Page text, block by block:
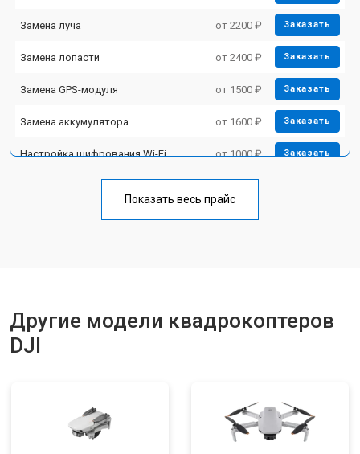
Замена луча от 2200 ₽ Заказать
Замена лопасти от 2400 ₽ Заказать
Замена GPS-модуля от 1500 ₽ Заказать
Замена аккумулятора от 1600 ₽ Заказать
Настройка шифрования Wi-Fi от 1000 ₽ Заказать
Замена материнской платы от 2800 ₽
Показать весь прайс
Другие модели квадрокоптеров
DJI